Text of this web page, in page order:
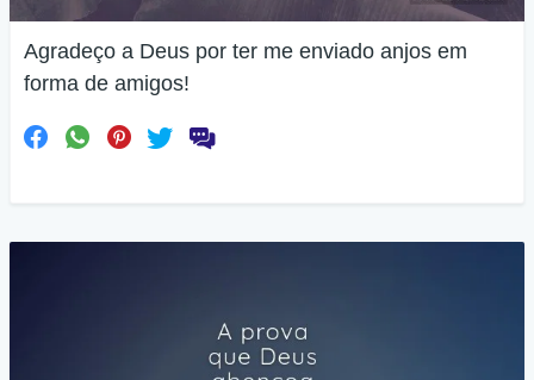
Agradeço a Deus por ter me enviado anjos em
forma de amigos!